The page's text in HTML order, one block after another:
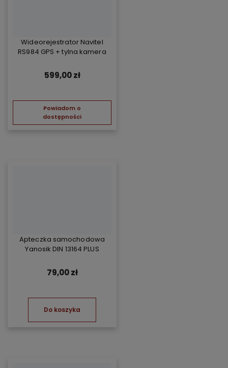
Wideorejestrator Navitel
RS984 GPS + tylna kamera
599,00 zł
Powiadom o
dostępności
Apteczka samochodowa
Yanosik DIN 13164 PLUS
79,00 zł
Do koszyka